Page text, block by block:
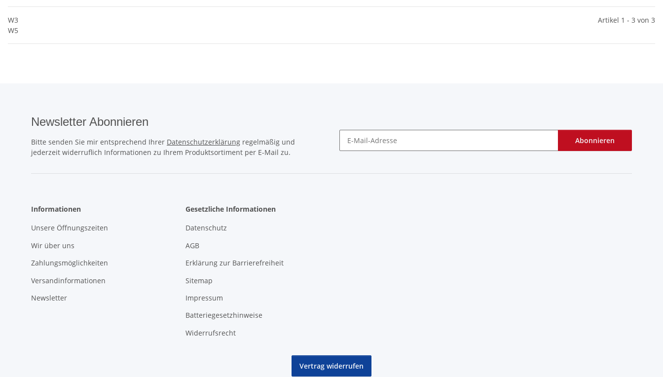
W3
Artikel 1 - 3 von 3
W5
Newsletter Abonnieren
Bitte senden Sie mir entsprechend Ihrer Datenschutzerklärung regelmäßig und
jederzeit widerruflich Informationen zu Ihrem Produktsortiment per E-Mail zu.
Abonnieren
Informationen
Unsere Öffnungszeiten
Wir über uns
Zahlungsmöglichkeiten
Versandinformationen
Newsletter
Gesetzliche Informationen
Datenschutz
AGB
Erklärung zur Barrierefreiheit
Sitemap
Impressum
Batteriegesetzhinweise
Widerrufsrecht
Vertrag widerrufen